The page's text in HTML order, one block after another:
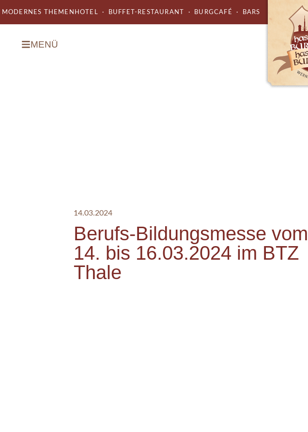
MODERNES THEMENHOTEL · BUFFET-RESTAURANT · BURGCAFÉ · BARS
MENÜ
14.03.2024
Berufs-Bildungsmesse vom
14. bis 16.03.2024 im BTZ
Thale